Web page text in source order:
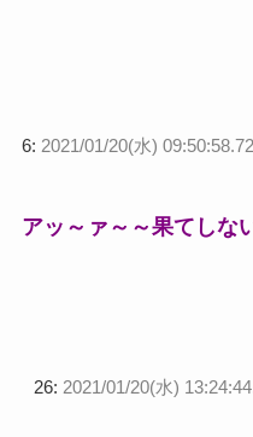
6: 2021/01/20(水)
アッ～ァ～～果てしな
26: 2021/01/20(水)